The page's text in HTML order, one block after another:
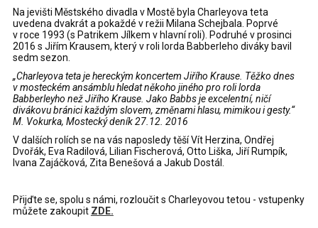
Na jevišti Městského divadla v Mostě byla Charleyova teta
uvedena dvakrát a pokaždé v režii Milana Schejbala. Poprvé
v roce 1993 (s Patrikem Jílkem v hlavní roli). Podruhé v prosinci
2016 s Jiřím Krausem, který v roli lorda Babberleho diváky bavil
sedm sezon.
„Charleyova teta je hereckým koncertem Jiřího Krause. Těžko dnes
v mosteckém ansámblu hledat někoho jiného pro roli lorda
Babberleyho než Jiřího Krause. Jako Babbs je excelentní, ničí
divákovu bránici každým slovem, změnami hlasu, mimikou i gesty.“
M. Vokurka, Mostecký deník 27.12. 2016
V dalších rolích se na vás naposledy těší Vít Herzina, Ondřej
Dvořák, Eva Radilová, Lilian Fischerová, Otto Liška, Jiří Rumpík,
Ivana Zajáčková, Zita Benešová a Jakub Dostál.
Přijďte se, spolu s námi, rozloučit s Charleyovou tetou - vstupenky
můžete zakoupit ZDE.